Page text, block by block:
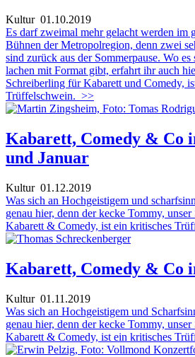
Kultur01.10.2019
Es darf zweimal mehr gelacht werden im
Bühnen der Metropolregion, denn zwei
sind zurück aus der Sommerpause. Wo
lachen mit Format gibt, erfahrt ihr auch
Schreiberling für Kabarett und Comedy,
Trüffelschwein. >>
Kabarett, Comedy & Co
und Januar
Kultur01.12.2019
Was sich an Hochgeistigem und
genau hier, denn der kecke Tommy,
Kabarett & Comedy, ist ein kritisches
Kabarett, Comedy & Co
Kultur01.11.2019
Was sich an Hochgeistigem und
genau hier, denn der kecke Tommy,
Kabarett & Comedy, ist ein kritisches